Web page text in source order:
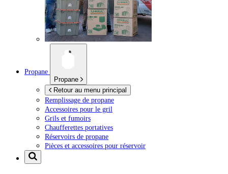
Propane
Propane
Retour au menu principal
Remplissage de propane
Accessoires pour le gril
Grils et fumoirs
Chaufferettes portatives
Réservoirs de propane
Pièces et accessoires pour réservoir